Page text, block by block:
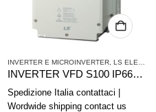
INVERTER E MICROINVERTER LS ELECTRIC
INVERTER VFD S100 IP66 LSLV0015S100-4EXFNS
Spedizione Italia contattaci |
Wordwide shipping contact us